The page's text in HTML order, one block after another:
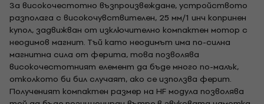
За високочестотно възпроизвеждане, устройството
разполага с високочувствителен, 25 мм/1 инч копринен
купол, задвижван от изключително компактен мотор с
неодимов магнит. Тъй като неодимът има по-силна
магнитна сила от ферита, това позволява
високочестотният елемент да бъде много по-малък,
отколкото би бил случаят, ако се използва ферит.
Полученият компактен размер на HF модула позволява